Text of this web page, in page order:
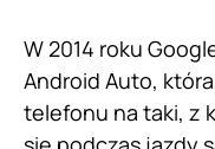
W 2014 roku
Android Auto,
telefonu na taki, z